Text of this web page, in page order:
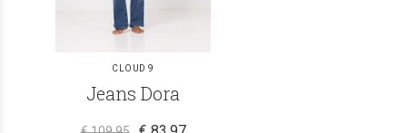
CLOUD 9
Jeans Dora